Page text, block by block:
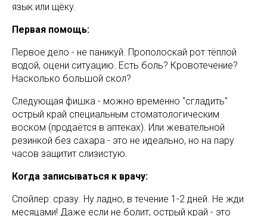
язык или щёку.
Первая помощь:
Первое дело - не паникуй. Прополоскай рот тёплой
водой, оцени ситуацию. Есть боль? Кровотечение?
Насколько большой скол?
Следующая фишка - можно временно "сгладить"
острый край специальным стоматологическим
воском (продаётся в аптеках). Или жевательной
резинкой без сахара - это не идеально, но на пару
часов защитит слизистую.
Когда записываться к врачу:
Спойлер: сразу. Ну ладно, в течение 1-2 дней. Не жди
месяцами! Даже если не болит, острый край - это